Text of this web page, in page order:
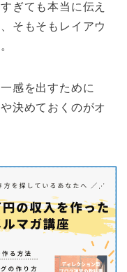
ぎても本当に伝え
そもそもレイアウ
感を出すために
決めておくのがオ